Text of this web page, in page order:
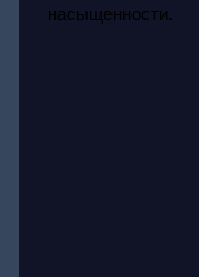
насыщенности.